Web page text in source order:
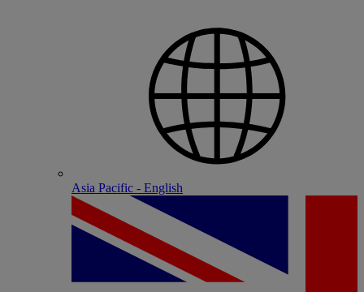
Asia Pacific - English